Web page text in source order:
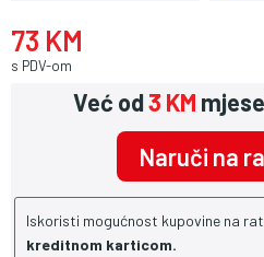
73 KM
s PDV-om
Već od3 KM
Naruči na
Iskoristi mogućnost kupovine na
kreditnom karticom.